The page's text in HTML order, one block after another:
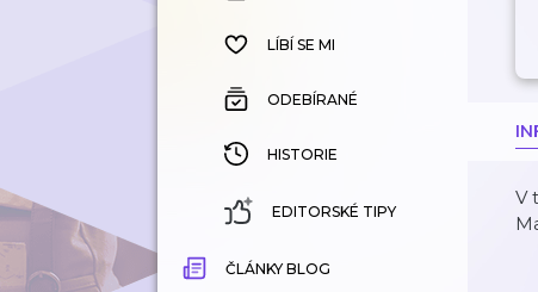
HISTORIE
LÍBÍ SE MI
ODEBÍRANÉ
HISTORIE
EDITORSKÉ TIPY
ČLÁNKY BLOG
V